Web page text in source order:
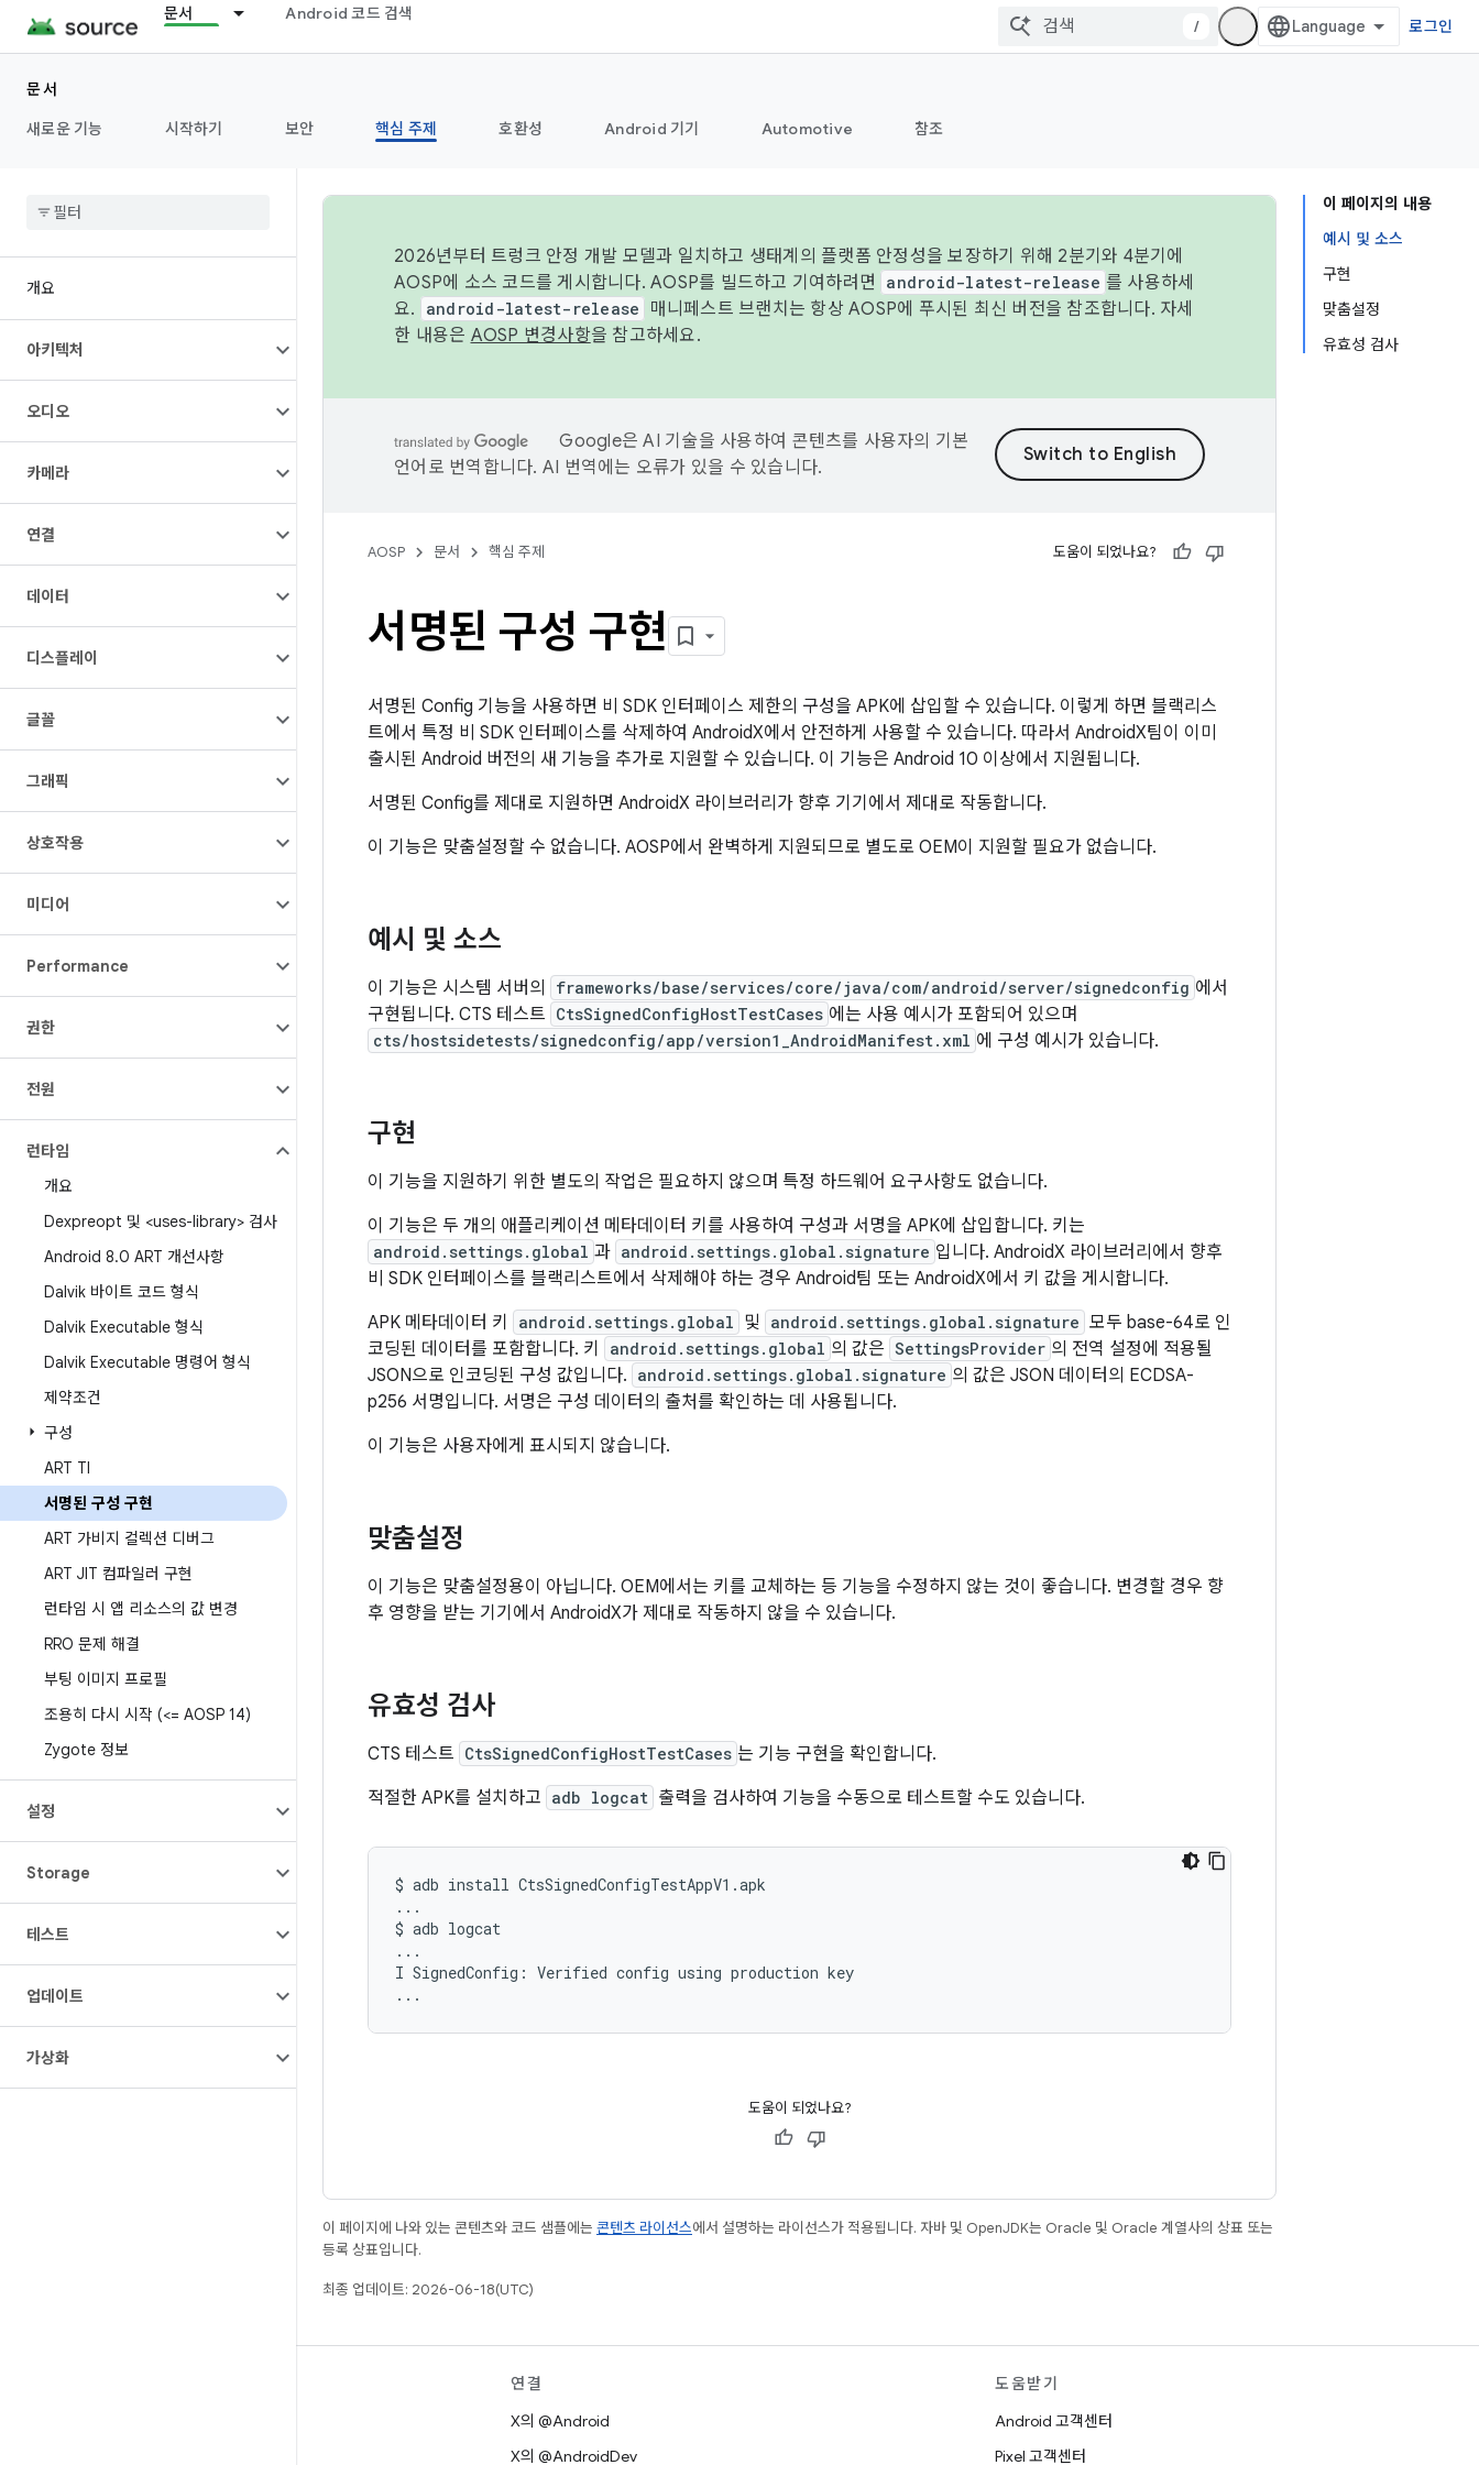
문서 Android 코드 검색
/ 로그인
문서
새로운 기능
시작하기 보안 핵심 주제 호환성 Android 기기 Automotive 참조
개요
아키텍처
오디오
카메라
연결
데이터
디스플레이
글꼴
그래픽
상호작용
미디어
Performance
권한
전원
런타임
개요
Dexpreopt 및 <uses-library> 검사
Android 8.0 ART 개선사항
Dalvik 바이트 코드 형식
Dalvik Executable 형식
Dalvik Executable 명령어 형식
제약조건
구성
ART TI
서명된 구성 구현
ART 가비지 컬렉션 디버그
ART JIT 컴파일러 구현
런타임 시 앱 리소스의 값 변경
RRO 문제 해결
부팅 이미지 프로필
조용히 다시 시작 (<= AOSP 14)
Zygote 정보
설정
Storage
테스트
업데이트
가상화
이 페이지의 내용
예시 및 소스
구현
맞춤설정
유효성 검사
2026년부터 트렁크 안정 개발 모델과 일치하고 생태계의 플랫폼 안정성을 보장하기 위해 2분기와 4분기에
AOSP에 소스 코드를 게시합니다. AOSP를 빌드하고 기여하려면
android-latest-release 를 사용하세
요.
android-latest-release
매니페스트 브랜치는 항상 AOSP에 푸시된 최신 버전을 참조합니다. 자세
한 내용은 AOSP 변경사항을 참고하세요.
Google은 AI 기술을 사용하여 콘텐츠를 사용자의 기본
언어로 번역합니다. AI 번역에는 오류가 있을 수 있습니다.
AOSP 문서 핵심 주제 도움이 되었나요?
서명된 구성 구현
서명된 Config 기능을 사용하면 비 SDK 인터페이스 제한의 구성을 APK에 삽입할 수 있습니다. 이렇게 하면 블랙리스
트에서 특정 비 SDK 인터페이스를 삭제하여 AndroidX에서 안전하게 사용할 수 있습니다. 따라서 AndroidX팀이 이미
출시된 Android 버전의 새 기능을 추가로 지원할 수 있습니다. 이 기능은 Android 10 이상에서 지원됩니다.
서명된 Config를 제대로 지원하면 AndroidX 라이브러리가 향후 기기에서 제대로 작동합니다.
이 기능은 맞춤설정할 수 없습니다. AOSP에서 완벽하게 지원되므로 별도로 OEM이 지원할 필요가 없습니다.
예시 및 소스
이 기능은 시스템 서버의 frameworks/base/services/core/java/com/android/server/signedconfig 에서
구현됩니다. CTS 테스트 CtsSignedConfigHostTestCases 에는 사용 예시가 포함되어 있으며
cts/hostsidetests/signedconfig/app/version1_AndroidManifest.xml 에 구성 예시가 있습니다.
구현
이 기능을 지원하기 위한 별도의 작업은 필요하지 않으며 특정 하드웨어 요구사항도 없습니다.
이 기능은 두 개의 애플리케이션 메타데이터 키를 사용하여 구성과 서명을 APK에 삽입합니다. 키는
android.settings.global 과 android.settings.global.signature 입니다. AndroidX 라이브러리에서 향후
비 SDK 인터페이스를 블랙리스트에서 삭제해야 하는 경우 Android팀 또는 AndroidX에서 키 값을 게시합니다.
APK 메타데이터 키
android.settings.global 및 android.settings.global.signature 모두 base-64로 인
코딩된 데이터를 포함합니다. 키
android.settings.global 의 값은 SettingsProvider 의 전역 설정에 적용될
JSON으로 인코딩된 구성 값입니다. android.settings.global.signature 의 값은 JSON 데이터의 ECDSA-
p256 서명입니다. 서명은 구성 데이터의 출처를 확인하는 데 사용됩니다.
이 기능은 사용자에게 표시되지 않습니다.
맞춤설정
이 기능은 맞춤설정용이 아닙니다. OEM에서는 키를 교체하는 등 기능을 수정하지 않는 것이 좋습니다. 변경할 경우 향
후 영향을 받는 기기에서 AndroidX가 제대로 작동하지 않을 수 있습니다.
유효성 검사
CTS 테스트 CtsSignedConfigHostTestCases 는 기능 구현을 확인합니다.
적절한 APK를 설치하고 adb logcat 출력을 검사하여 기능을 수동으로 테스트할 수도 있습니다.
$ adb install CtsSignedConfigTestAppV1.apk
...
$ adb logcat
...
I SignedConfig: Verified config using production key
도움이 되었나요?
이 페이지에 나와 있는 콘텐츠와 코드 샘플에는 콘텐츠 라이선스에서 설명하는 라이선스가 적용됩니다. 자바 및 OpenJDK는 Oracle 및 Oracle 계열사의 상표 또는
등록 상표입니다.
최종 업데이트: 2026-06-18(UTC)
연결
X의 @Android
X의 @AndroidDev
도움받기
Android 고객센터
Pixel 고객센터